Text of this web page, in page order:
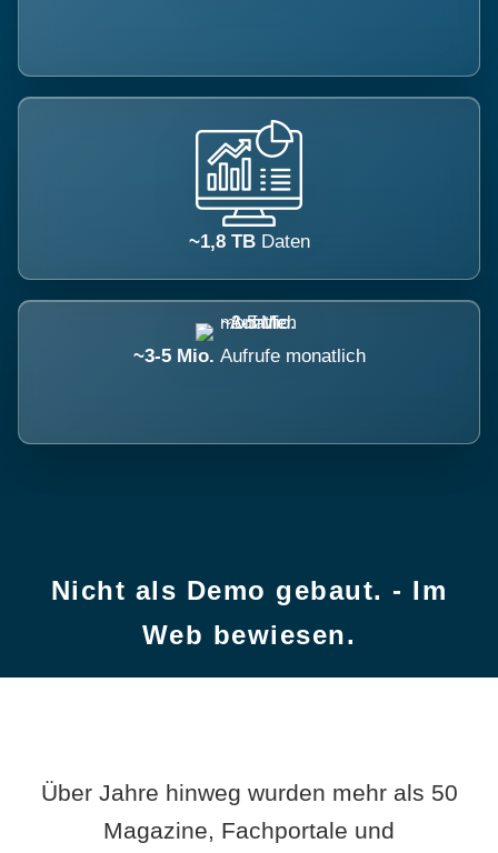
~1,8 TB Daten
~3-5 Mio. Aufrufe monatlich
Nicht als Demo gebaut. - Im
Web bewiesen.
Über Jahre hinweg wurden mehr als 50
Magazine, Fachportale und